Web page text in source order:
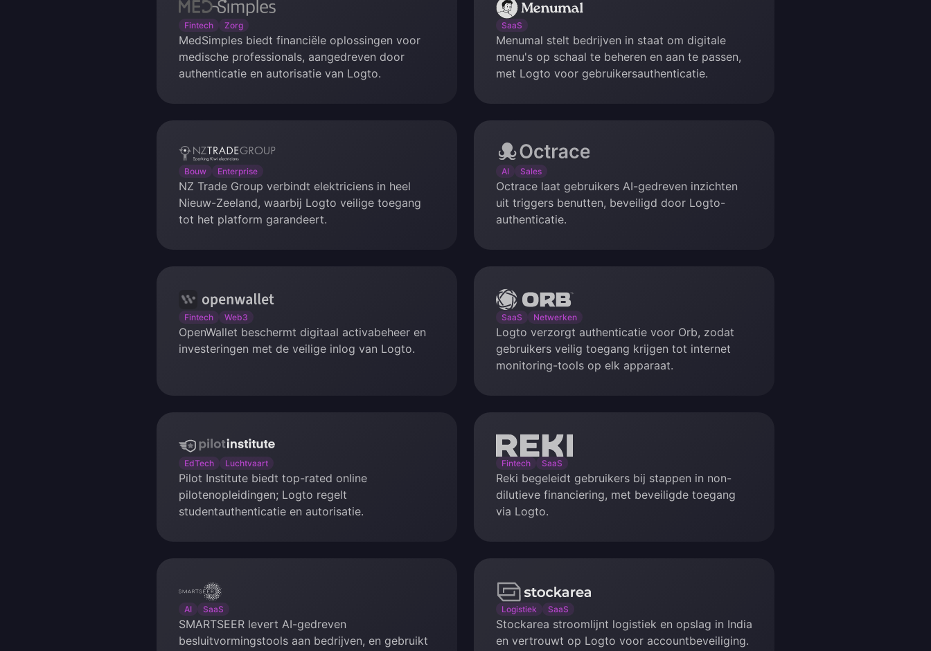
Fintech Zorg
MedSimples
MedSimples biedt financiële oplossingen voor
medische professionals, aangedreven door
authenticatie en autorisatie van Logto.
SaaS
Menumal
Menumal stelt bedrijven in staat om digitale
menu's op schaal te beheren en aan te passen,
met Logto voor gebruikersauthenticatie.
Bouw Enterprise
NZ
Trade
Group
NZ Trade Group verbindt elektriciens in heel
Nieuw-Zeeland, waarbij Logto veilige toegang
tot het platform garandeert.
AI Sales
Octrace
Octrace laat gebruikers AI-gedreven inzichten
uit triggers benutten, beveiligd door Logto-
authenticatie.
Fintech Web3
OpenWallet
OpenWallet beschermt digitaal activabeheer en
investeringen met de veilige inlog van Logto.
SaaS Netwerken
Orb
Logto verzorgt authenticatie voor Orb, zodat
gebruikers veilig toegang krijgen tot internet
monitoring-tools op elk apparaat.
EdTech Luchtvaart
Pilot
Institute
Pilot Institute biedt top-rated online
pilotenopleidingen; Logto regelt
studentauthenticatie en autorisatie.
Fintech SaaS
Reki
Reki begeleidt gebruikers bij stappen in non-
dilutieve financiering, met beveiligde toegang
via Logto.
AI SaaS
SMARTSEER
SMARTSEER levert AI-gedreven
besluitvormingstools aan bedrijven, en gebruikt
Logistiek SaaS
Stockarea
Stockarea stroomlijnt logistiek en opslag in India
en vertrouwt op Logto voor accountbeveiliging.